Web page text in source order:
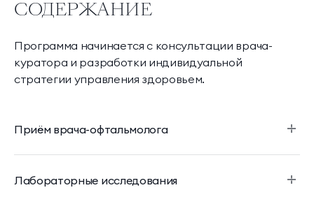
СОДЕРЖАНИЕ
Программа начинается с консультации врача-
куратора и разработки индивидуальной
стратегии управления здоровьем.
Приём врача-офтальмолога
Лабораторные исследования